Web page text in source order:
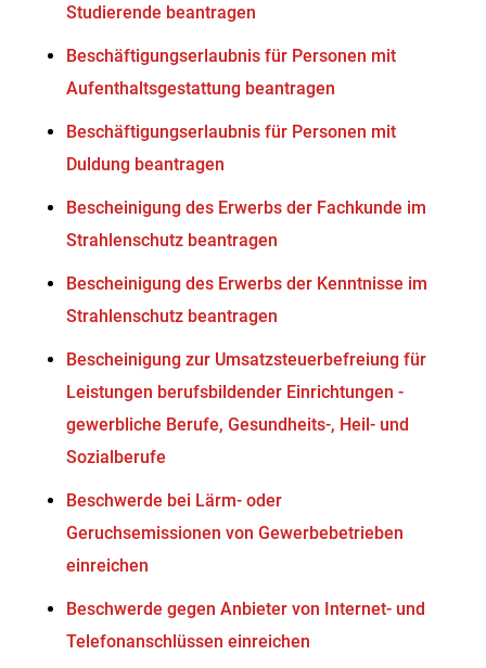
Studierende beantragen
Beschäftigungserlaubnis für Personen mit
Aufenthaltsgestattung beantragen
Beschäftigungserlaubnis für Personen mit
Duldung beantragen
Bescheinigung des Erwerbs der Fachkunde im
Strahlenschutz beantragen
Bescheinigung des Erwerbs der Kenntnisse im
Strahlenschutz beantragen
Bescheinigung zur Umsatzsteuerbefreiung für
Leistungen berufsbildender Einrichtungen -
gewerbliche Berufe, Gesundheits-, Heil- und
Sozialberufe
Beschwerde bei Lärm- oder
Geruchsemissionen von Gewerbebetrieben
einreichen
Beschwerde gegen Anbieter von Internet- und
Telefonanschlüssen einreichen